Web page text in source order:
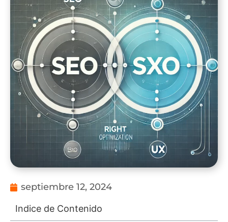
septiembre 12, 2024
Indice de Contenido